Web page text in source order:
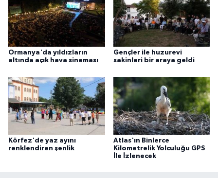
Ormanya'da yıldızların
altında açık hava sineması
Gençler ile huzurevi
sakinleri bir araya geldi
Körfez'de yaz ayını
renklendiren şenlik
Atlas'ın Binlerce
Kilometrelik Yolculuğu GPS
İle İzlenecek